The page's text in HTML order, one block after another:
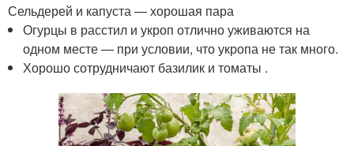
Сельдерей и капуста — хорошая пара
Огурцы в расстил и укроп отлично уживаются на
одном месте — при условии, что укропа не так много.
Хорошо сотрудничают базилик и томаты .